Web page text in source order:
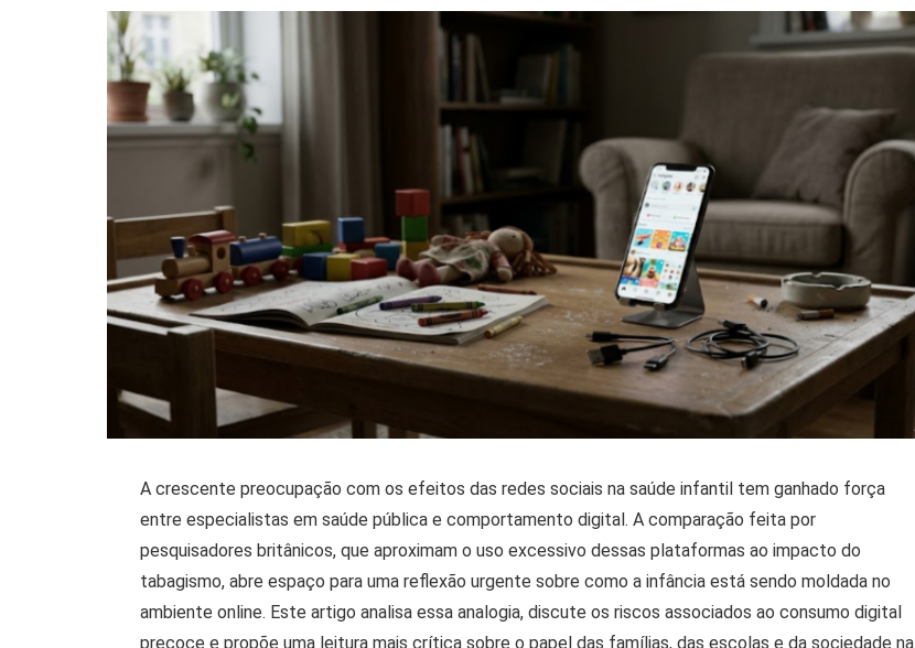
A crescente preocupação com os efeitos das redes sociais na saúde infantil tem ganhado força
entre especialistas em saúde pública e comportamento digital. A comparação feita por
pesquisadores britânicos, que aproximam o uso excessivo dessas plataformas ao impacto do
tabagismo, abre espaço para uma reflexão urgente sobre como a infância está sendo moldada no
ambiente online. Este artigo analisa essa analogia, discute os riscos associados ao consumo digital
precoce e propõe uma leitura mais crítica sobre o papel das famílias, das escolas e da sociedade na